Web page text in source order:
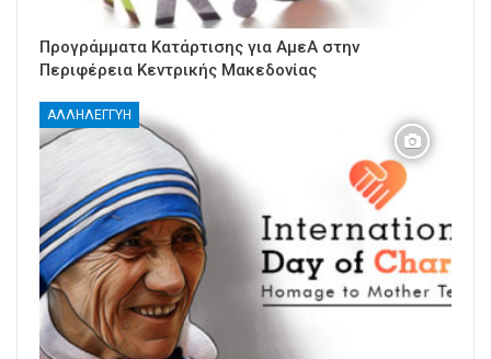
Προγράμματα Κατάρτισης για ΑμεΑ στην
Περιφέρεια Κεντρικής Μακεδονίας
ΑΛΛΗΛΕΓΓΎΗ